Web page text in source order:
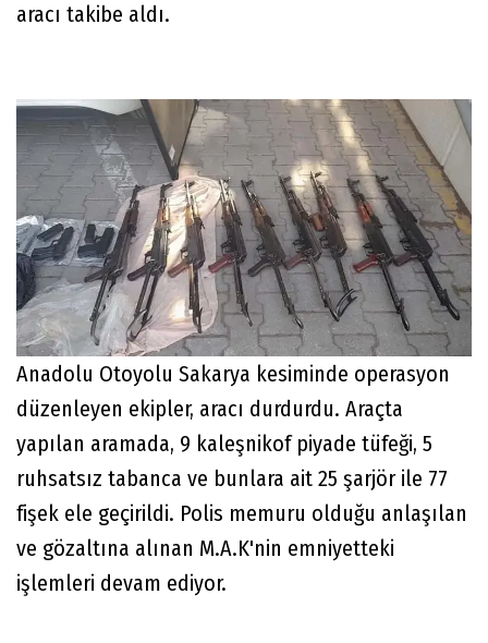
aracı takibe aldı.
Anadolu Otoyolu Sakarya kesiminde operasyon
düzenleyen ekipler, aracı durdurdu. Araçta
yapılan aramada, 9 kaleşnikof piyade tüfeği, 5
ruhsatsız tabanca ve bunlara ait 25 şarjör ile 77
fişek ele geçirildi. Polis memuru olduğu anlaşılan
ve gözaltına alınan M.A.K'nin emniyetteki
işlemleri devam ediyor.